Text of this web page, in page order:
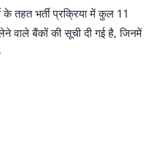
के तहत भर्ती प्रक्रिया में कुल 11
वाले बैंकों की सूची दी गई है, जिनमें